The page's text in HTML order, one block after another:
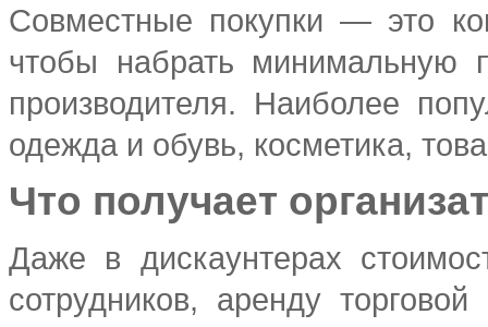
Совместные покупки — это
чтобы набрать минимальную
производителя. Наиболее
одежда и обувь, косметика,
Что получает
Даже в дискаунтерах
сотрудников, аренду